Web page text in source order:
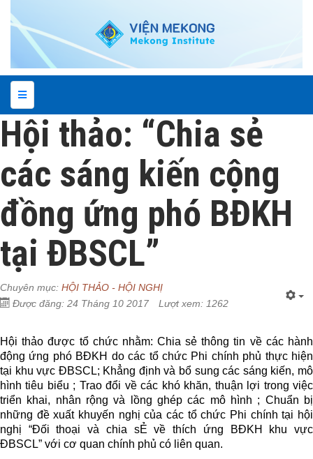
Hội thảo: “Chia sẻ
các sáng kiến cộng
đồng ứng phó BĐKH
tại ĐBSCL”
Chuyên mục: HỘI THẢO - HỘI NGHỊ
Được đăng: 24 Tháng 10 2017
Lượt xem: 1262
Hội thảo được tổ chức nhằm: Chia sẻ thông tin về các hành
động ứng phó BĐKH do các tổ chức Phi chính phủ thực hiện
tại khu vực ĐBSCL; Khẳng định và bổ sung các sáng kiến, mô
hình tiêu biểu ; Trao đổi về các khó khăn, thuận lợi trong việc
triển khai, nhân rộng và lồng ghép các mô hình ; Chuẩn bị
những đề xuất khuyến nghị của các tổ chức Phi chính tại hội
nghị “Đối thoại và chia sẺ về thích ứng BĐKH khu vực
ĐBSCL” với cơ quan chính phủ có liên quan.